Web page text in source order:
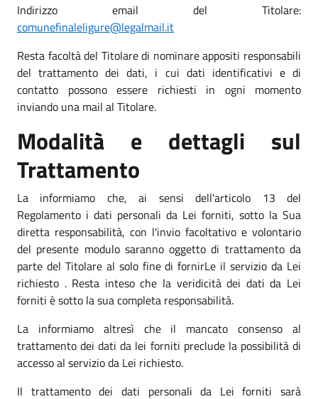
Indirizzo email del Titolare:
comunefinaleligure@legalmail.it
Resta facoltà del Titolare di nominare appositi responsabili
del trattamento dei dati, i cui dati identificativi e di
contatto possono essere richiesti in ogni momento
inviando una mail al Titolare.
Modalità e dettagli sul
Trattamento
La informiamo che, ai sensi dell'articolo 13 del
Regolamento i dati personali da Lei forniti, sotto la Sua
diretta responsabilità, con l'invio facoltativo e volontario
del presente modulo saranno oggetto di trattamento da
parte del Titolare al solo fine di fornirLe il servizio da Lei
richiesto . Resta inteso che la veridicità dei dati da Lei
forniti è sotto la sua completa responsabilità.
La informiamo altresì che il mancato consenso al
trattamento dei dati da lei forniti preclude la possibilità di
accesso al servizio da Lei richiesto.
Il trattamento dei dati personali da Lei forniti sarà